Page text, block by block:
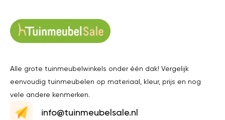
Alle grote tuinmeubelwinkels onder één dak! Vergelijk
eenvoudig tuinmeubelen op materiaal, kleur, prijs en nog
vele andere kenmerken.
info@tuinmeubelsale.nl